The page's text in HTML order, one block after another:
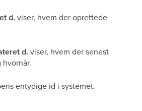
d. viser, hvem der oprettede
d. viser, hvem der senest
entydige id i systemet.